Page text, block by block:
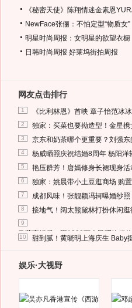
《秘密天使》陈翔情迷金素恩
NewFace张俪：不怕定型“物质女”
明星时尚周报：女明星的欲望衣橱
日韩时尚周报 好莱坞街拍周报
网友点击排行
1 《比利林恩》首映 章子怡范冰
2 独家：买菜也要拗造型！金星
3 京东和奶茶哪个更重要？刘强东
4 杨威晒照庆祝结婚8周年 杨阳洋
5 艳压群芳！唐嫣修身长裙现身活
6 独家：姚晨带小土豆逛商场 购
7 成都风味！张靓颖冯轲曝婚纱
8 接地气！阔太熊黛林打扮休闲逛
9
马蓉离婚后，砸1000万人民币给媒
10 甜到腻！黄晓明上海庆生 Baby
娱乐·大视野